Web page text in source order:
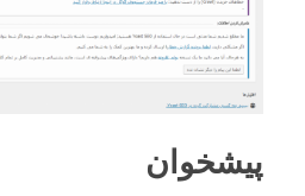
پیشخوان